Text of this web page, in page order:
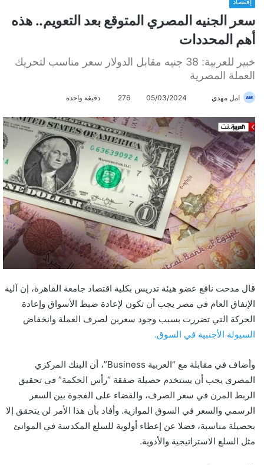
سعر الجنيه المصري المتوقع بعد التعويم.. هذه
أهم المحددات
خبير للعربية: 38 جنيه مقابل الدولار سعر مناسب لتحريك
العملة المصرية
امل مهدي
س
ب
ر
د
ا
إ
ل
ك
ت
و
ن
ي
ا
05/03/2024
276 دقيقة واحدة
قال مدحت نافع عضو هيئة تدريس بكلية اقتصاد جامعة القاهرة، إن آلية
الإنفاق العام في مصر يجب أن تكون لإعادة ضبط الأسواق وإعادة
الحركة التي تضررت بسبب وجود سعرين لصرف العملة وانخفاض
السيولة الأجنبية في السوق.
وأضاف في مقابلة مع “العربية Business”، أن البنك المركزي
المصري يجب أن يستخدم حصيلة صفقة “رأس الحكمة” في تحقيق
الربط المرن في سعر الصرف، والقضاء على الفجوة بين السعر
الرسمي والسعر في السوق الموازية. وأفاد بأن هذا الأمر لن يتحقق إلا
بحصيلة مناسبة، فضلا عن إعطاء أولوية للسلع المكدسة في الموانئ
مثل السلع الاستراتيجية والأدوية.